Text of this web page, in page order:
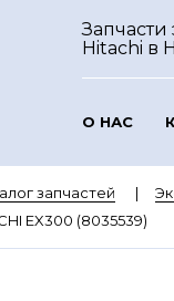
Запчасти
Hitachi в
О НАС
запчастей
EX300 (8035539)